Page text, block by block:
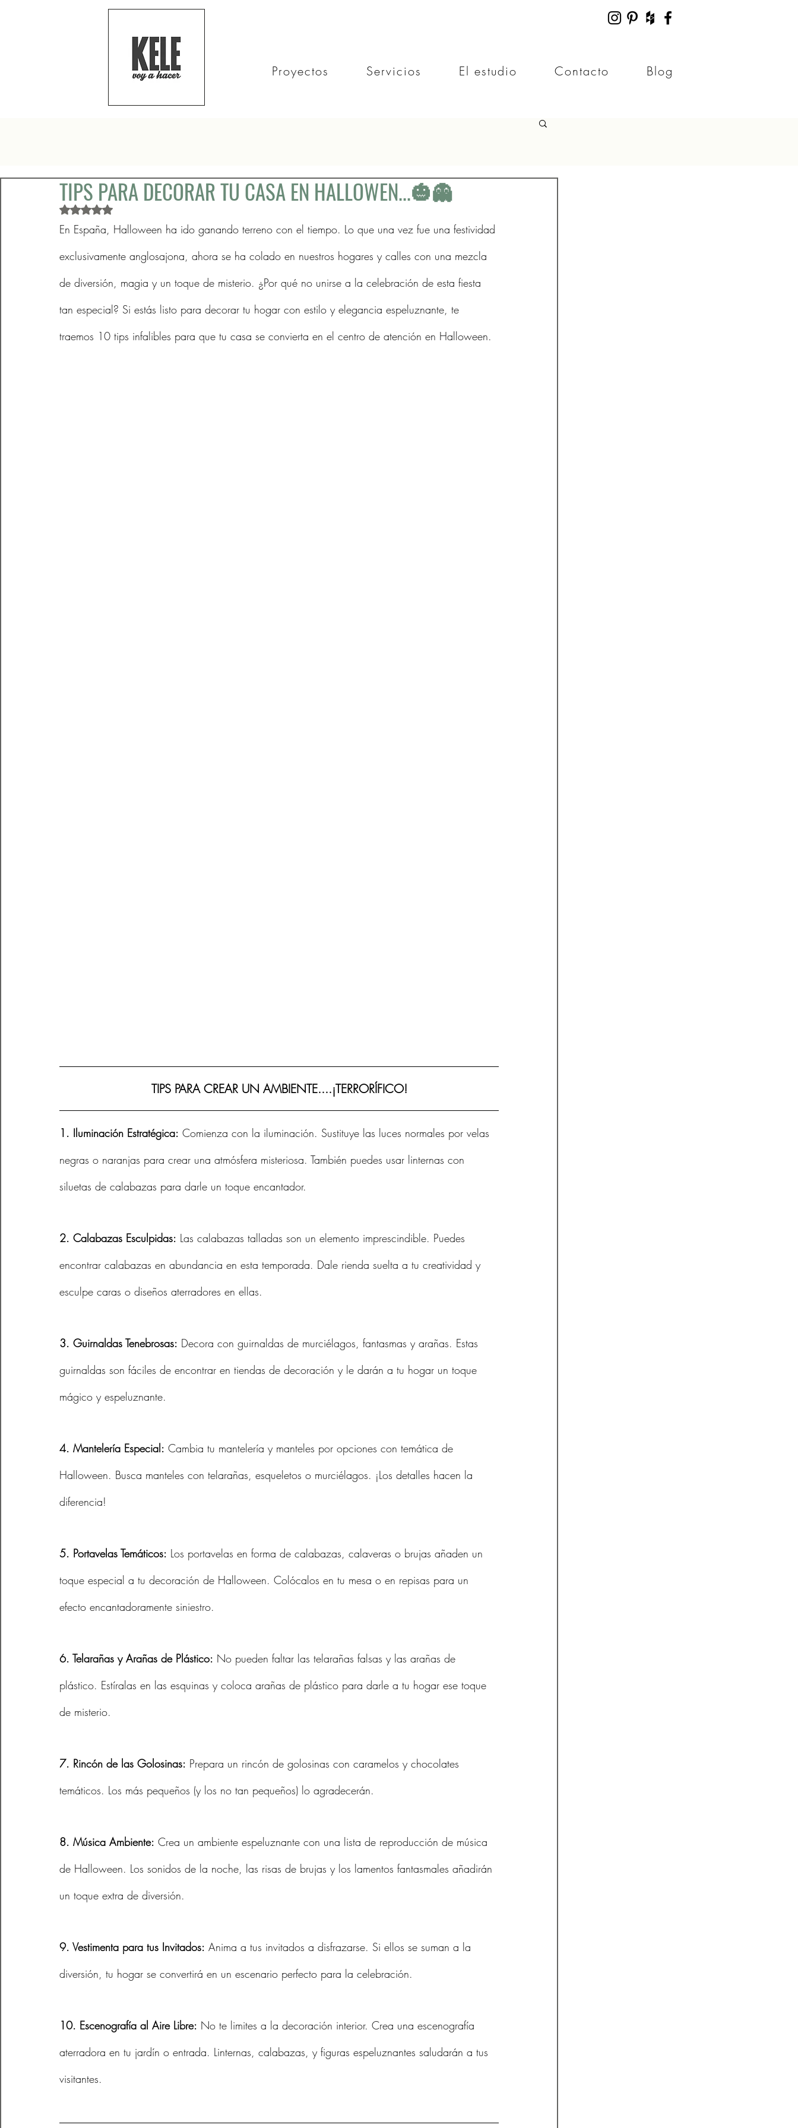
Proyectos Servicios El estudio Contacto Blog
TIPS PARA DECORAR TU CASA EN HALLOWEN...🎃👻
Obtuvo NaN de 5 estrellas.
En España, Halloween ha ido ganando terreno con el tiempo. Lo que una vez fue una festividad
exclusivamente anglosajona, ahora se ha colado en nuestros hogares y calles con una mezcla
de diversión, magia y un toque de misterio. ¿Por qué no unirse a la celebración de esta fiesta
tan especial? Si estás listo para decorar tu hogar con estilo y elegancia espeluznante, te
traemos 10 tips infalibles para que tu casa se convierta en el centro de atención en Halloween.
TIPS PARA CREAR UN AMBIENTE....¡TERRORÍFICO!
1. Iluminación Estratégica: Comienza con la iluminación. Sustituye las luces normales por velas
negras o naranjas para crear una atmósfera misteriosa. También puedes usar linternas con
siluetas de calabazas para darle un toque encantador.
2. Calabazas Esculpidas: Las calabazas talladas son un elemento imprescindible. Puedes
encontrar calabazas en abundancia en esta temporada. Dale rienda suelta a tu creatividad y
esculpe caras o diseños aterradores en ellas.
3. Guirnaldas Tenebrosas: Decora con guirnaldas de murciélagos, fantasmas y arañas. Estas
guirnaldas son fáciles de encontrar en tiendas de decoración y le darán a tu hogar un toque
mágico y espeluznante.
4. Mantelería Especial: Cambia tu mantelería y manteles por opciones con temática de
Halloween. Busca manteles con telarañas, esqueletos o murciélagos. ¡Los detalles hacen la
diferencia!
5. Portavelas Temáticos: Los portavelas en forma de calabazas, calaveras o brujas añaden un
toque especial a tu decoración de Halloween. Colócalos en tu mesa o en repisas para un
efecto encantadoramente siniestro.
6. Telarañas y Arañas de Plástico: No pueden faltar las telarañas falsas y las arañas de
plástico. Estíralas en las esquinas y coloca arañas de plástico para darle a tu hogar ese toque
de misterio.
7. Rincón de las Golosinas: Prepara un rincón de golosinas con caramelos y chocolates
temáticos. Los más pequeños (y los no tan pequeños) lo agradecerán.
8. Música Ambiente: Crea un ambiente espeluznante con una lista de reproducción de música
de Halloween. Los sonidos de la noche, las risas de brujas y los lamentos fantasmales añadirán
un toque extra de diversión.
9. Vestimenta para tus Invitados: Anima a tus invitados a disfrazarse. Si ellos se suman a la
diversión, tu hogar se convertirá en un escenario perfecto para la celebración.
10. Escenografía al Aire Libre: No te limites a la decoración interior. Crea una escenografía
aterradora en tu jardín o entrada. Linternas, calabazas, y figuras espeluznantes saludarán a tus
visitantes.